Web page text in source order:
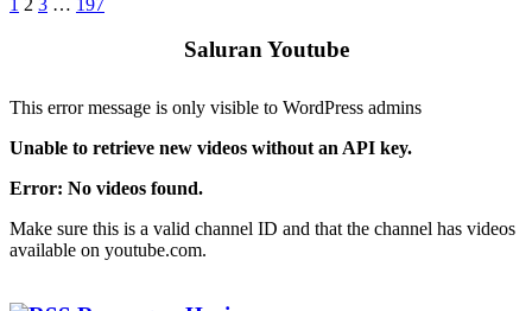
Posts
Saluran Youtube
This error message is only visible to WordPress admins
Unable to retrieve new videos without an API key.
Error: No videos found.
Make sure this is a valid channel ID and that the channel has videos
available on youtube.com.